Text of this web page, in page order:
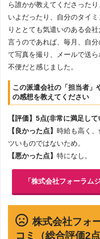
ら誰かが教えてくださった
いよだったり、自分のタイ
りととても気遣いのある会
言うのであれば、毎月、自
て写真を撮り、メールで送
不便だと感じました。
この派遣会社の「担当者」
の感想を教えてください
【評価】5点(非常に満足して
【良かった点】 時給も高く
ツいものではないため。
【悪かった点】 特になし。
「株式会社フォーラム
株式会社フォ
コミ（総合評価2点